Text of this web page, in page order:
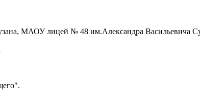
МАОУ лицей № 48 им.Александра Васильевича